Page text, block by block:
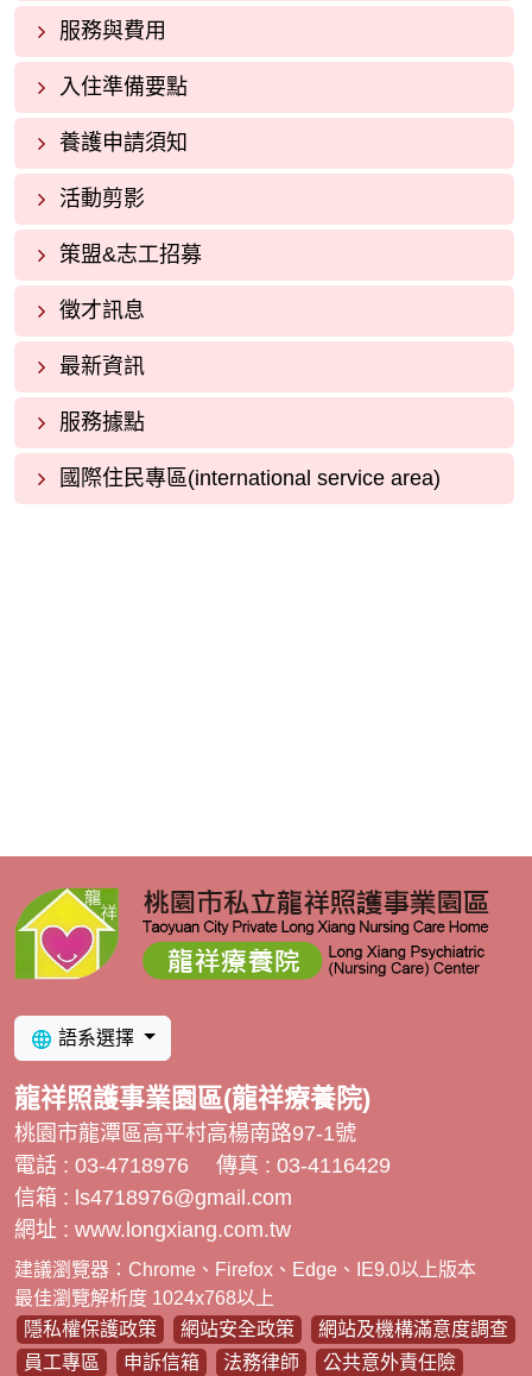
服務與費用
入住準備要點
養護申請須知
活動剪影
策盟&志工招募
徵才訊息
最新資訊
服務據點
國際住民專區(international service area)
語系選擇
龍祥照護事業園區(龍祥療養院)
桃園市龍潭區高平村高楊南路97-1號
電話 : 03-4718976 傳真 : 03-4116429
信箱 : ls4718976@gmail.com
網址 : www.longxiang.com.tw
建議瀏覽器：Chrome、Firefox、Edge、IE9.0以上版本
最佳瀏覽解析度 1024x768以上
隱私權保護政策
網站安全政策
網站及機構滿意度調查
員工專區
申訴信箱 法務律師 公共意外責任險